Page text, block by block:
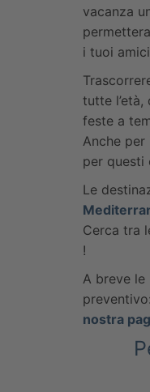
vacanza
i tuoi
tutte
feste a
Anche
per questi
Le
Cerca tra
!
A breve
nostra